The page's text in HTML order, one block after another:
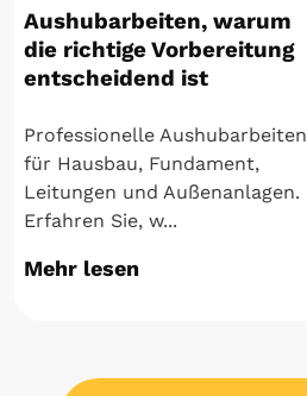
Aushubarbeiten, warum
die richtige Vorbereitung
entscheidend ist
Professionelle Aushubarbeiten
für Hausbau, Fundament,
Leitungen und Außenanlagen.
Erfahren Sie, w...
Mehr lesen